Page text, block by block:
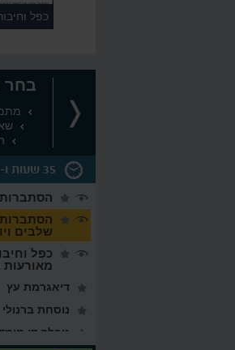
כפל
בחר
מתמטיקה 4
35 שעות ו-3 דקות
הסתברות
שלבים
כפל
מאורעות
דיאגרמת עץ
נוסחת ברנולי
טבלה דו